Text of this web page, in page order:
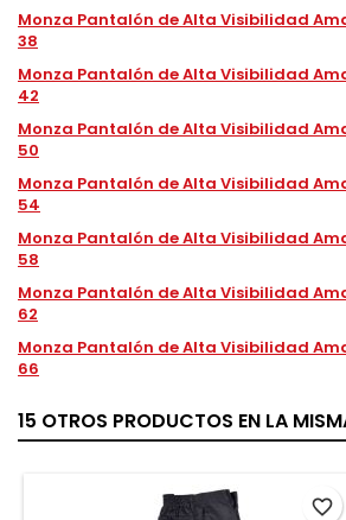
Monza Pantalón de Alta Visibilidad
38
Monza Pantalón de Alta Visibilidad
42
Monza Pantalón de Alta Visibilidad
50
Monza Pantalón de Alta Visibilidad
54
Monza Pantalón de Alta Visibilidad
58
Monza Pantalón de Alta Visibilidad
62
Monza Pantalón de Alta Visibilidad
66
15 OTROS PRODUCTOS EN LA
favorite_border